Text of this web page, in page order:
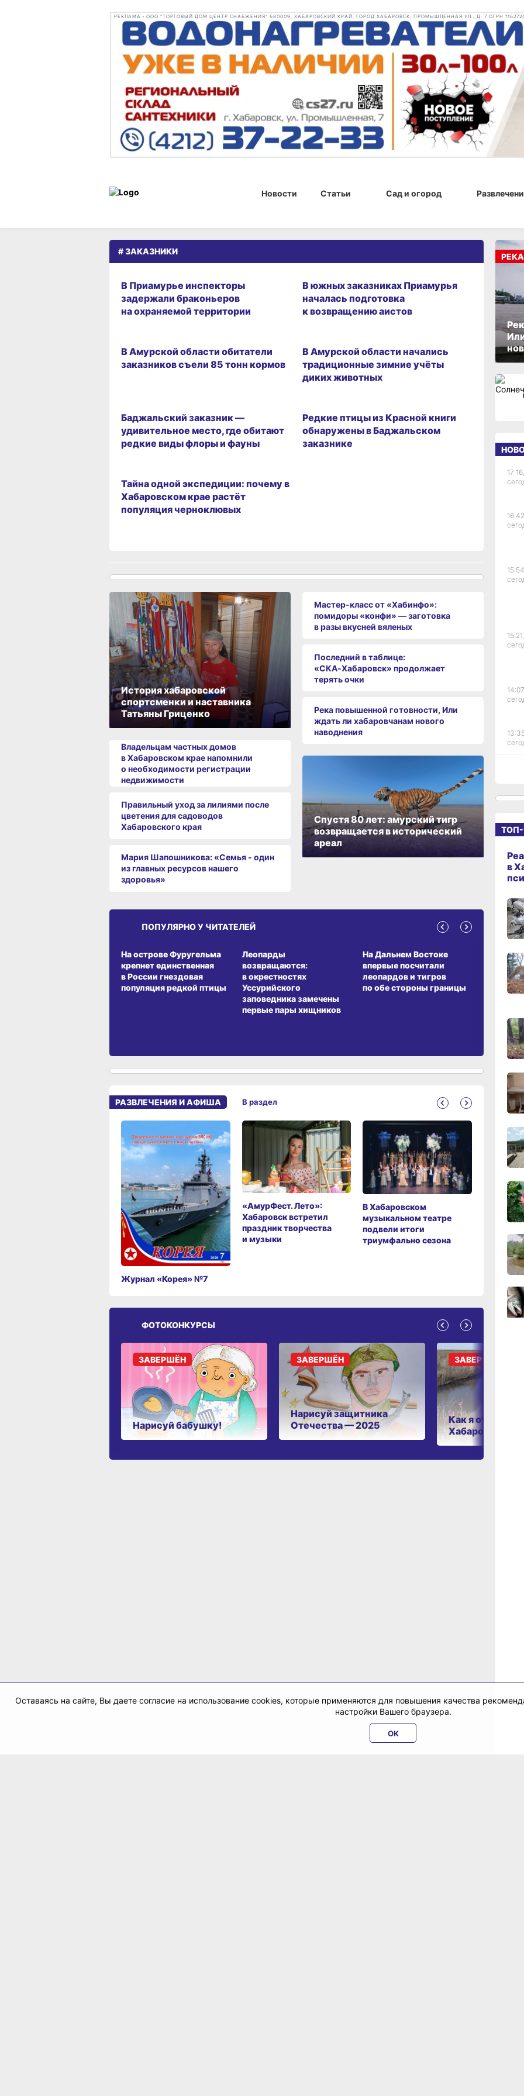
РЕКЛАМА • ООО "ТОРГОВЫЙ ДОМ ЦЕНТР СНАБЖЕНИЯ" 680009, ХАБАРОВСКИЙ КРАЙ, ГОРОД ХАБАРОВСК, ПРОМЫШЛЕННАЯ УЛ., Д. 7 ОГРН
Новости Статьи Сад и огород
# ЗАКАЗНИКИ
В Приамурье инспекторы
задержали браконьеров
на охраняемой территории
В южных заказниках Приамурья
началась подготовка
к возвращению аистов
В Амурской области обитатели
заказников съели 85 тонн кормов
В Амурской области начались
традиционные зимние учёты
диких животных
Баджальский заказник —
удивительное место, где обитают
редкие виды флоры и фауны
Редкие птицы из Красной книги
обнаружены в Баджальском
заказнике
Тайна одной экспедиции: почему в
Хабаровском крае растёт
популяция черноклювых
История хабаровской
спортсменки и наставника
Татьяны Гриценко
Владельцам частных домов
в Хабаровском крае напомнили
о необходимости регистрации
недвижимости
Правильный уход за лилиями после
цветения для садоводов
Хабаровского края
Мария Шапошникова: «Семья - один
из главных ресурсов нашего
здоровья»
Мастер-класс от «Хабинфо»:
помидоры «конфи» — заготовка
в разы вкусней вяленых
Последний в таблице:
«СКА‑Хабаровск» продолжает
терять очки
Река повышенной готовности, Или
ждать ли хабаровчанам нового
наводнения
Спустя 80 лет: амурский тигр
возвращается в исторический
ареал
ПОПУЛЯРНО У ЧИТАТЕЛЕЙ
На острове Фуругельма
крепнет единственная
в России гнездовая
популяция редкой птицы
Леопарды
возвращаются:
в окрестностях
Уссурийского
заповедника замечены
первые пары хищников
На Дальнем Востоке
впервые посчитали
леопардов и тигров
по обе стороны границы
ЗЕМЛЯКИ
РАЗВЛЕЧЕНИЯ И АФИША
Журнал «Корея» №7
«АмурФест. Лето»:
Хабаровск встретил
праздник творчества
и музыки
В Хабаровском
музыкальном театре
подвели итоги
триумфально сезона
В раздел
ФОТОКОНКУРСЫ
Нарисуй бабушку!
ЗАВЕРШЁН
Нарисуй защитника
Отечества — 2025
ЗАВЕРШЁН
Как я отдыхаю в
Хабаровском
ЗАВЕРШЁН
17:16,
15:21,
11:21,
18:28,
16:51,
ТОП-
в
Оставаясь на сайте, Вы даете согласие на использование cookies, которые применяются для повышения качества
настройки Вашего браузера.
OK